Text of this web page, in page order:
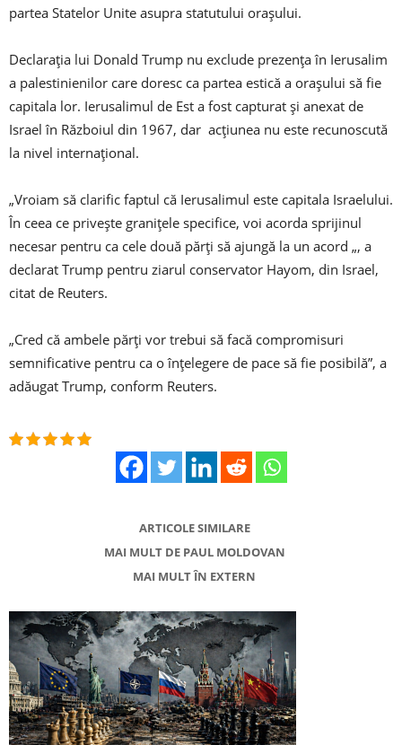
partea Statelor Unite asupra statutului orașului.
Declarația lui Donald Trump nu exclude prezența în Ierusalim
a palestinienilor care doresc ca partea estică a orașului să fie
capitala lor. Ierusalimul de Est a fost capturat și anexat de
Israel în Războiul din 1967, dar acțiunea nu este recunoscută
la nivel internațional.
„Vroiam să clarific faptul că Ierusalimul este capitala Israelului.
În ceea ce privește granițele specifice, voi acorda sprijinul
necesar pentru ca cele două părți să ajungă la un acord „, a
declarat Trump pentru ziarul conservator Hayom, din Israel,
citat de Reuters.
„Cred că ambele părți vor trebui să facă compromisuri
semnificative pentru ca o înțelegere de pace să fie posibilă”, a
adăugat Trump, conform Reuters.
ARTICOLE SIMILARE
MAI MULT DE PAUL MOLDOVAN
MAI MULT ÎN EXTERN